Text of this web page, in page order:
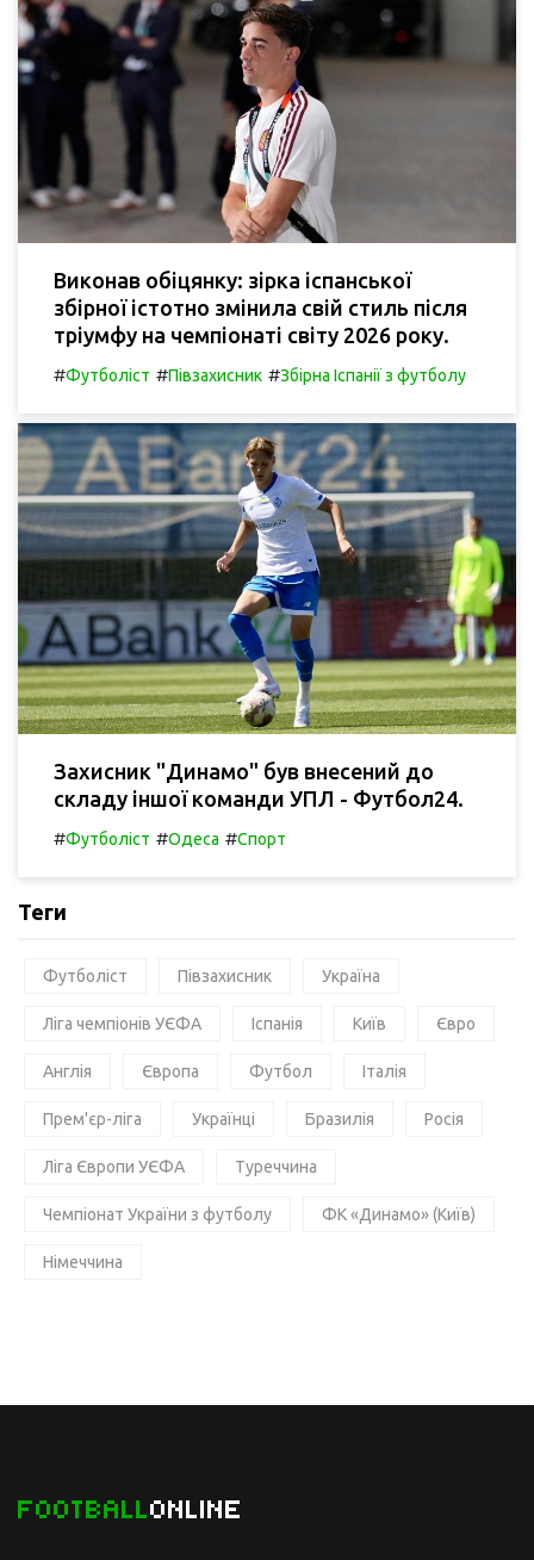
Виконав обіцянку: зірка іспанської
збірної істотно змінила свій стиль після
тріумфу на чемпіонаті світу 2026 року.
#Футболіст #Півзахисник #Збірна Іспанії з футболу
Захисник "Динамо" був внесений до
складу іншої команди УПЛ - Футбол24.
#Футболіст #Одеса #Спорт
Теги
Футболіст Півзахисник Україна
Ліга чемпіонів УЄФА Іспанія Київ Євро
Англія Європа Футбол Італія
Прем'єр-ліга Українці Бразилія Росія
Ліга Європи УЄФА Туреччина
Чемпіонат України з футболу ФК «Динамо» (Київ)
Німеччина
FOOTBALLONLINE